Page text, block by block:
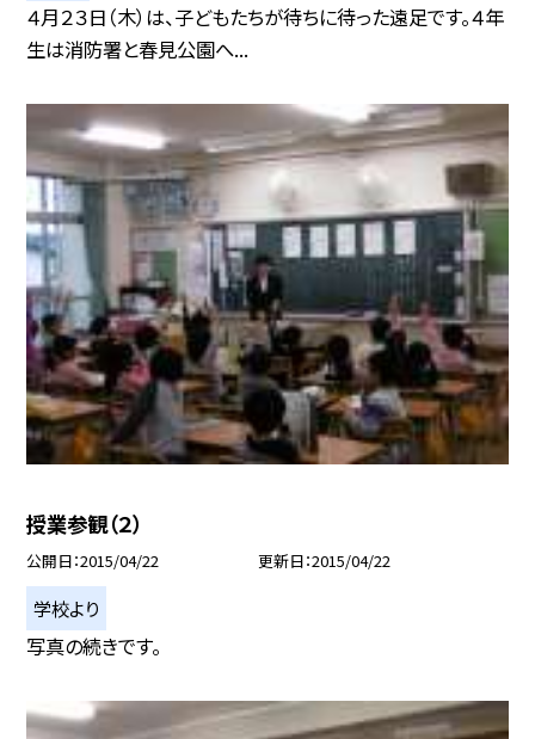
４月２３日（木）は、子どもたちが待ちに待った遠足です。４年
生は消防署と春見公園へ...
授業参観（２）
公開日 2015/04/22 更新日 2015/04/22
学校より
写真の続きです。